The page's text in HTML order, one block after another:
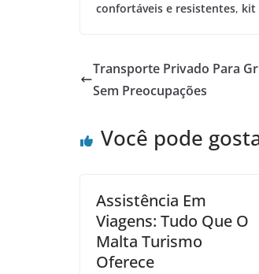
confortáveis e resistentes, kit
Transporte Privado Para
Sem Preocupações
Você pode
Assistência Em
Viagens: Tudo Que O
Malta Turismo
Oferece